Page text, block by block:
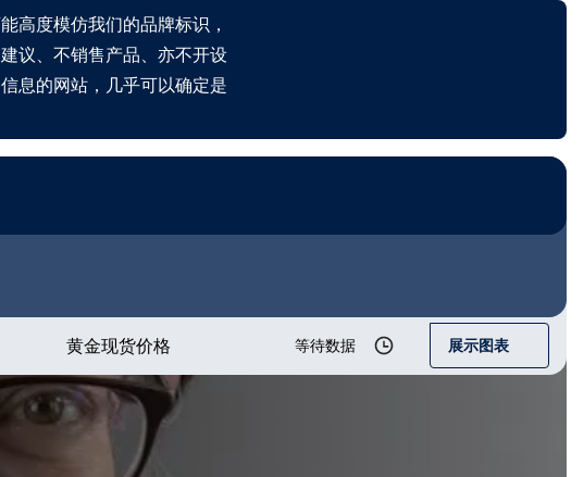
高度模仿我们的品牌标识，
议、不销售产品、亦不开设
息的网站，几乎可以确定是
黄金现货价格 等待数据 展示图表